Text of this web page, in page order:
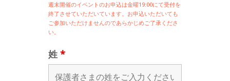
週末開催のイベントのお申込は金曜19:00にて受付を
終了させていただいています。お申込いただいても
ご参加いただけませんのであらかじめご了承くださ
い。
姓 *